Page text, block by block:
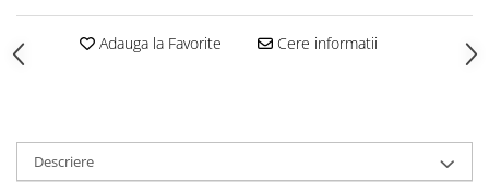
Adauga la Favorite Cere informatii
Descriere